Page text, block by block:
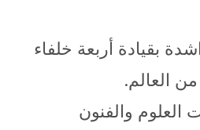
الراشدة بقيادة أربعة خلفاء
العالم.
العلوم والفنون